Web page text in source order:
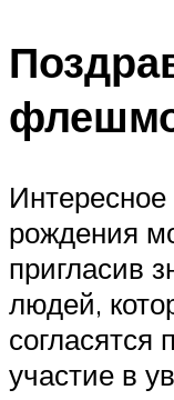
рождения
пригласив
людей,
согласятся
участие в